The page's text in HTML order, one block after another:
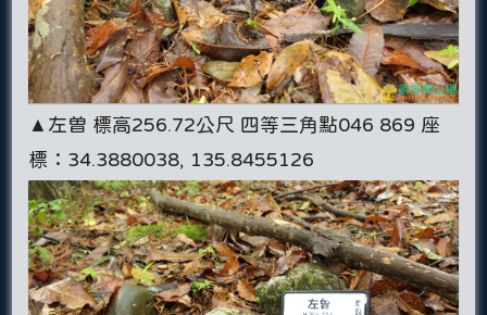
▲左曽 標高256.72公尺 四等三角點046 869 座
標：34.3880038, 135.8455126